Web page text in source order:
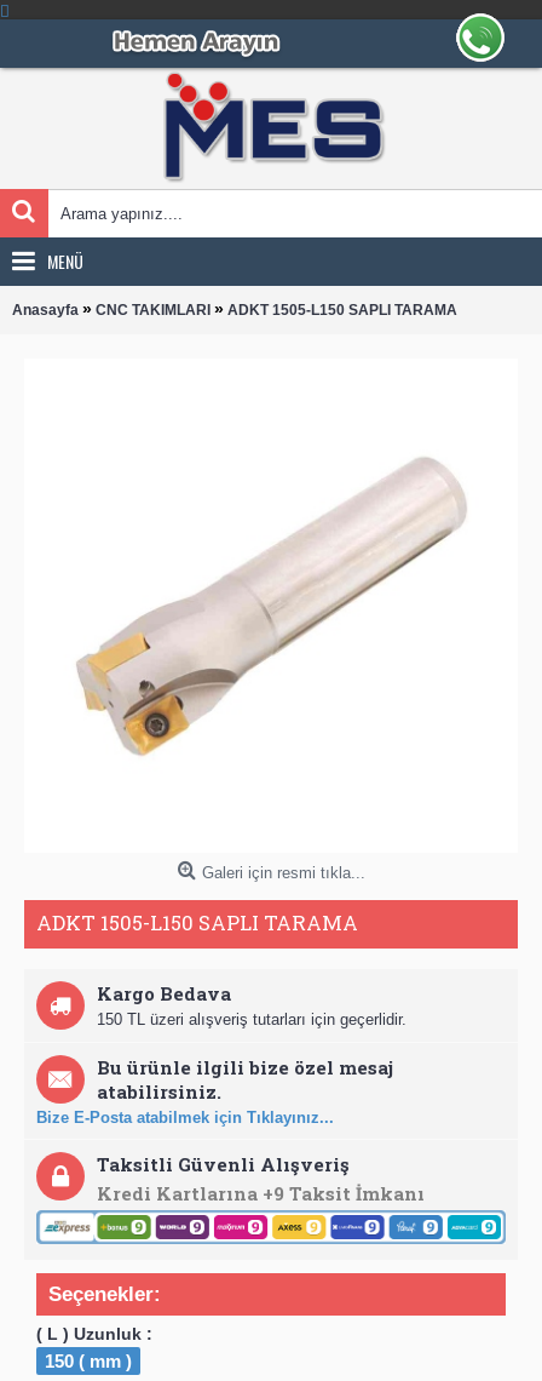
MENÜ
Anasayfa » CNC TAKIMLARI » ADKT 1505-L150 SAPLI TARAMA
Galeri için resmi tıkla...
ADKT 1505-L150 SAPLI TARAMA
Kargo Bedava
150 TL üzeri alışveriş tutarları için geçerlidir.
Bu ürünle ilgili bize özel mesaj
atabilirsiniz.
Bize E-Posta atabilmek için Tıklayınız...
Taksitli Güvenli Alışveriş
Kredi Kartlarına +9 Taksit İmkanı
Seçenekler:
( L ) Uzunluk :
150 ( mm )